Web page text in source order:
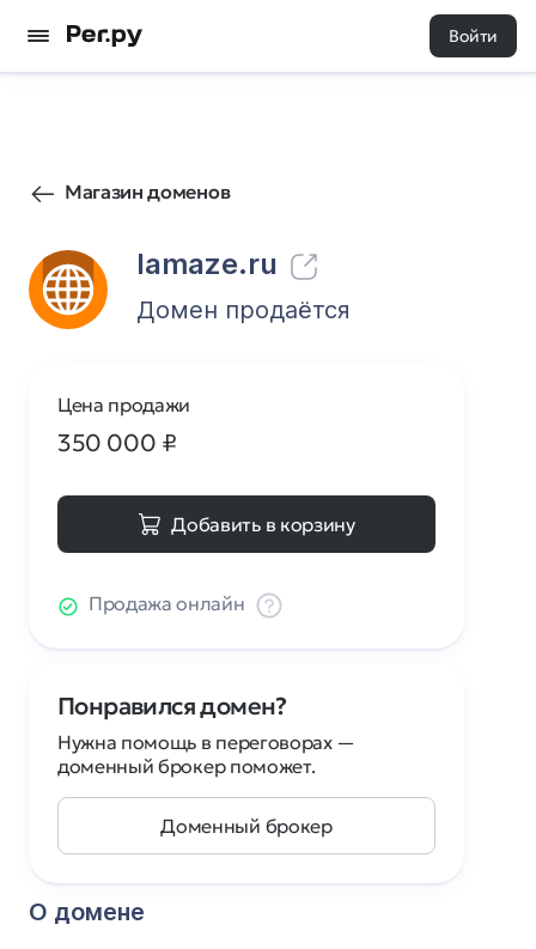
Войти
Магазин доменов
lamaze.ru
2 0
Домен продаётся
О домене
Цена продажи
350 000 ₽
Добавить в корзину
Продажа онлайн
Понравился домен?
Нужна помощь в переговорах —
доменный брокер поможет.
Доменный брокер